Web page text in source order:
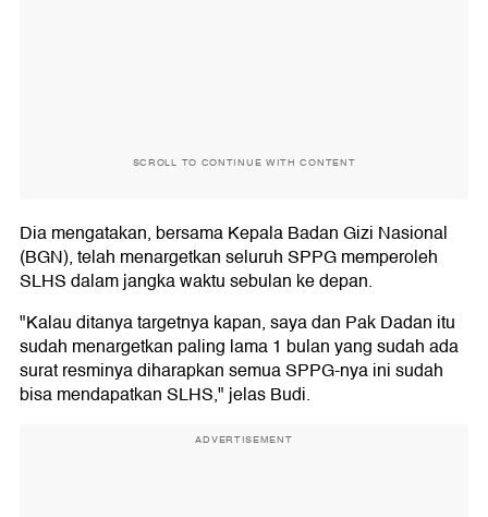
SCROLL TO CONTINUE WITH CONTENT
Dia mengatakan, bersama Kepala Badan Gizi Nasional
(BGN), telah menargetkan seluruh SPPG memperoleh
SLHS dalam jangka waktu sebulan ke depan.
"Kalau ditanya targetnya kapan, saya dan Pak Dadan itu
sudah menargetkan paling lama 1 bulan yang sudah ada
surat resminya diharapkan semua SPPG-nya ini sudah
bisa mendapatkan SLHS," jelas Budi.
ADVERTISEMENT